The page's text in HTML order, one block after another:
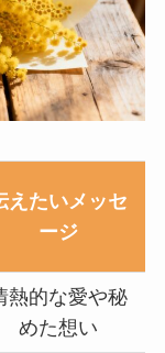
えたいメッセ
ージ
熱的な愛や秘
めた想い